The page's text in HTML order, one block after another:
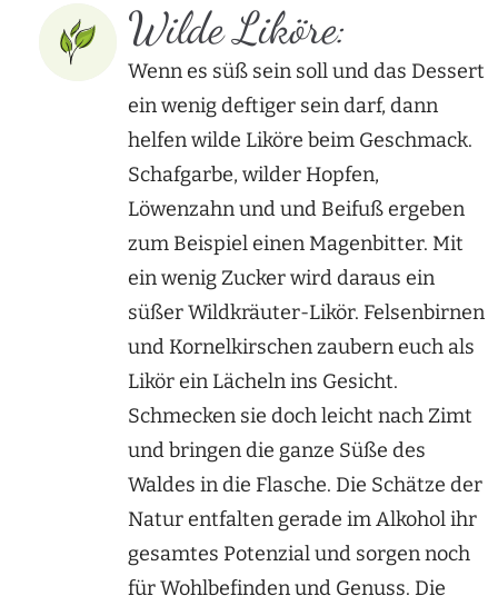
Wilde Liköre:
Wenn es süß sein soll und das Dessert
ein wenig deftiger sein darf, dann
helfen wilde Liköre beim Geschmack.
Schafgarbe, wilder Hopfen,
Löwenzahn und und Beifuß ergeben
zum Beispiel einen Magenbitter. Mit
ein wenig Zucker wird daraus ein
süßer Wildkräuter-Likör. Felsenbirnen
und Kornelkirschen zaubern euch als
Likör ein Lächeln ins Gesicht.
Schmecken sie doch leicht nach Zimt
und bringen die ganze Süße des
Waldes in die Flasche. Die Schätze der
Natur entfalten gerade im Alkohol ihr
gesamtes Potenzial und sorgen noch
für Wohlbefinden und Genuss. Die